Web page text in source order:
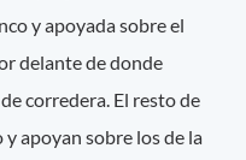
y apoyada sobre el
delante de donde
corredera. El resto de
apoyan sobre los de la